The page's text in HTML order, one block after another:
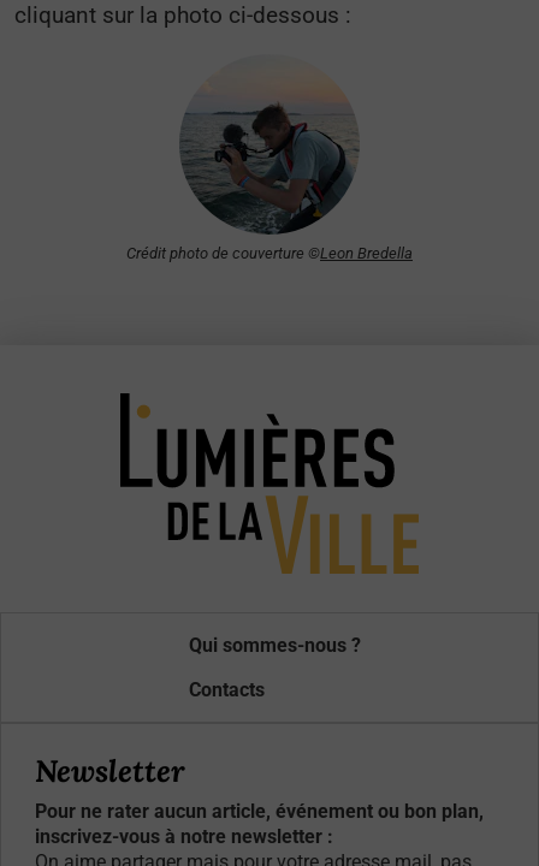
cliquant sur la photo ci-dessous :
Crédit photo de couverture ©Leon Bredella
Qui sommes-nous ?
Contacts
Newsletter
Pour ne rater aucun article, événement ou bon plan,
inscrivez-vous à notre newsletter :